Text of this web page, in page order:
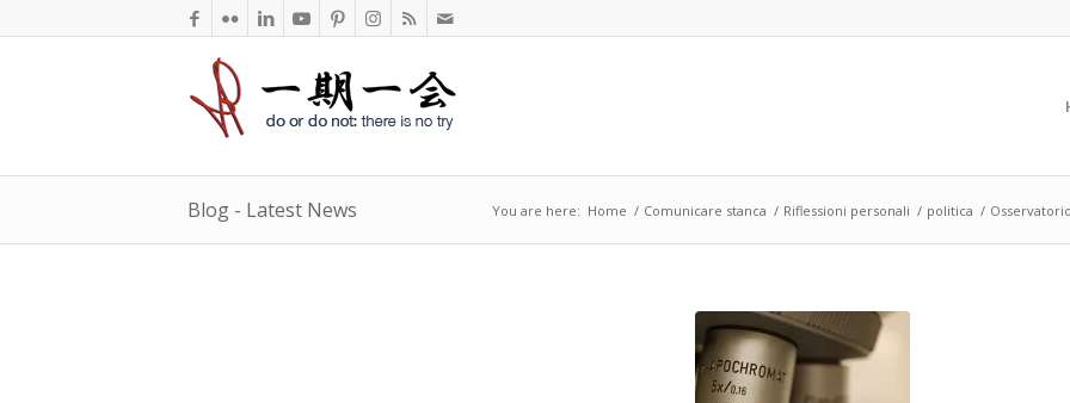
Blog - Latest News You are here: Home / Comunicare stanca / Riflessioni personali / politica /